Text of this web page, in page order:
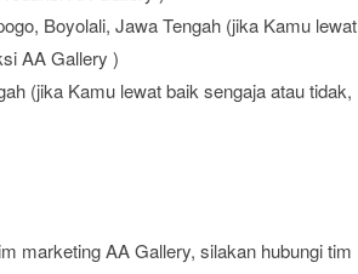
Boyolali, Jawa Tengah (jika Kamu lewat
AA Gallery )
(jika Kamu lewat baik sengaja atau tidak,
marketing AA Gallery, silakan hubungi tim